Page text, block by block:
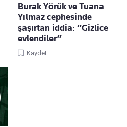
Burak Yörük ve Tuana
Yılmaz cephesinde
şaşırtan iddia: “Gizlice
evlendiler”
Kaydet